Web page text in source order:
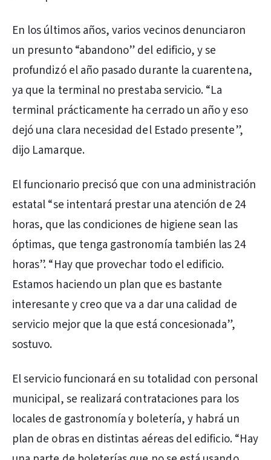
En los últimos años, varios vecinos denunciaron
un presunto “abandono” del edificio, y se
profundizó el año pasado durante la cuarentena,
ya que la terminal no prestaba servicio. “La
terminal prácticamente ha cerrado un año y eso
dejó una clara necesidad del Estado presente”,
dijo Lamarque.
El funcionario precisó que con una administración
estatal “se intentará prestar una atención de 24
horas, que las condiciones de higiene sean las
óptimas, que tenga gastronomía también las 24
horas”. “Hay que provechar todo el edificio.
Estamos haciendo un plan que es bastante
interesante y creo que va a dar una calidad de
servicio mejor que la que está concesionada”,
sostuvo.
El servicio funcionará en su totalidad con personal
municipal, se realizará contrataciones para los
locales de gastronomía y boletería, y habrá un
plan de obras en distintas aéreas del edificio. “Hay